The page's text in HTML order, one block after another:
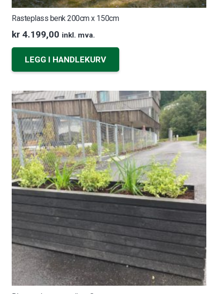
Rasteplass benk 200cm x 150cm
kr 4.199,00 inkl. mva.
LEGG I HANDLEKURV